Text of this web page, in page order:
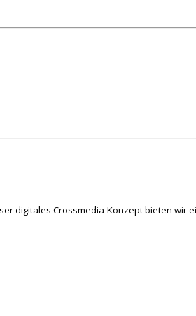
digitales Crossmedia-Konzept bieten wir